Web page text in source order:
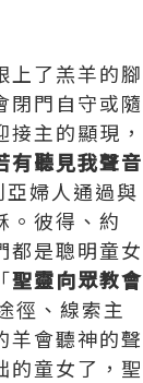
上了羔羊的腳
閉門自守或隨
主的顯現，
有聽見我聲音
婦人通過與
。彼得、約
都是聰明童女
聖靈向眾教會
徑、線索主
羊會聽神的聲
的童女了，聖